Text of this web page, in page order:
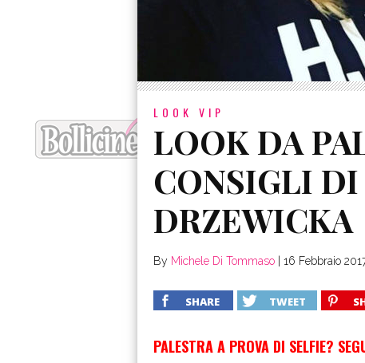
LOOK VIP
LOOK DA
CONSIGLI
DRZEWICKA
By Michele Di Tommaso 16 Febbraio
SHARE TWEET
PALESTRA A PROVA DI SELFIE?